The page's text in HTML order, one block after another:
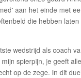
aan het einde met
die hebben
wedstrijd als coach
spierpijn, je geeft
op de zege. In dit